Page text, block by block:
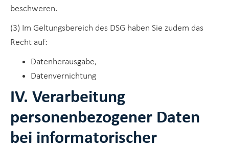
beschweren.
(3) Im Geltungsbereich des DSG haben Sie zudem das
Recht auf:
Datenherausgabe,
Datenvernichtung
IV. Verarbeitung
personenbezogener Daten
bei informatorischer